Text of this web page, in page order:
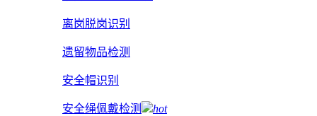
离岗脱岗识别
遗留物品检测
安全帽识别
安全绳佩戴检测 hot